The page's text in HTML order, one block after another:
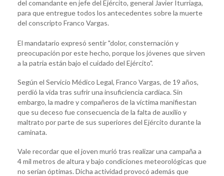
del comandante en jefe del Ejército, general Javier Iturriaga,
para que entregue todos los antecedentes sobre la muerte
del conscripto Franco Vargas.
El mandatario expresó sentir "dolor, consternación y
preocupación por este hecho, porque los jóvenes que sirven
a la patria están bajo el cuidado del Ejército".
Según el Servicio Médico Legal, Franco Vargas, de 19 años,
perdió la vida tras sufrir una insuficiencia cardíaca. Sin
embargo, la madre y compañeros de la víctima manifiestan
que su deceso fue consecuencia de la falta de auxilio y
maltrato por parte de sus superiores del Ejército durante la
caminata.
Vale recordar que el joven murió tras realizar una campaña a
4 mil metros de altura y bajo condiciones meteorológicas que
no serían óptimas. Dicha actividad provocó además que